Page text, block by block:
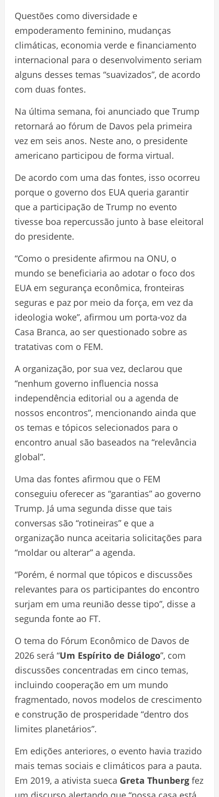
Questões como diversidade e
empoderamento feminino, mudanças
climáticas, economia verde e financiamento
internacional para o desenvolvimento seriam
alguns desses temas “suavizados”, de acordo
com duas fontes.
Na última semana, foi anunciado que Trump
retornará ao fórum de Davos pela primeira
vez em seis anos. Neste ano, o presidente
americano participou de forma virtual.
De acordo com uma das fontes, isso ocorreu
porque o governo dos EUA queria garantir
que a participação de Trump no evento
tivesse boa repercussão junto à base eleitoral
do presidente.
“Como o presidente afirmou na ONU, o
mundo se beneficiaria ao adotar o foco dos
EUA em segurança econômica, fronteiras
seguras e paz por meio da força, em vez da
ideologia woke”, afirmou um porta-voz da
Casa Branca, ao ser questionado sobre as
tratativas com o FEM.
A organização, por sua vez, declarou que
“nenhum governo influencia nossa
independência editorial ou a agenda de
nossos encontros”, mencionando ainda que
os temas e tópicos selecionados para o
encontro anual são baseados na “relevância
global”.
Uma das fontes afirmou que o FEM
conseguiu oferecer as “garantias” ao governo
Trump. Já uma segunda disse que tais
conversas são “rotineiras” e que a
organização nunca aceitaria solicitações para
“moldar ou alterar” a agenda.
“Porém, é normal que tópicos e discussões
relevantes para os participantes do encontro
surjam em uma reunião desse tipo”, disse a
segunda fonte ao FT.
O tema do Fórum Econômico de Davos de
2026 será “Um Espírito de Diálogo”, com
discussões concentradas em cinco temas,
incluindo cooperação em um mundo
fragmentado, novos modelos de crescimento
e construção de prosperidade “dentro dos
limites planetários”.
Em edições anteriores, o evento havia trazido
mais temas sociais e climáticos para a pauta.
Em 2019, a ativista sueca Greta Thunberg fez